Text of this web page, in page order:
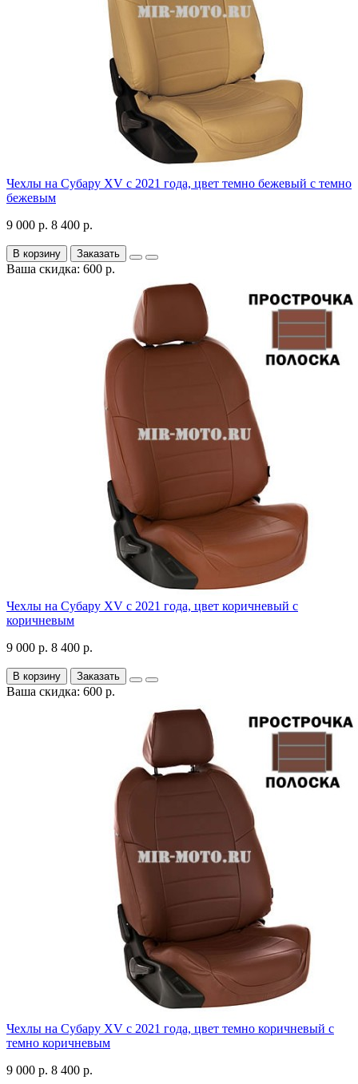
Чехлы на Субару XV с 2021 года, цвет темно бежевый с темно
бежевым
9 000 р. 8 400 р.
В корзину Заказать
Ваша скидка: 600 р.
Чехлы на Субару XV с 2021 года, цвет коричневый с
коричневым
9 000 р. 8 400 р.
В корзину Заказать
Ваша скидка: 600 р.
Чехлы на Субару XV с 2021 года, цвет темно коричневый с
темно коричневым
9 000 р. 8 400 р.